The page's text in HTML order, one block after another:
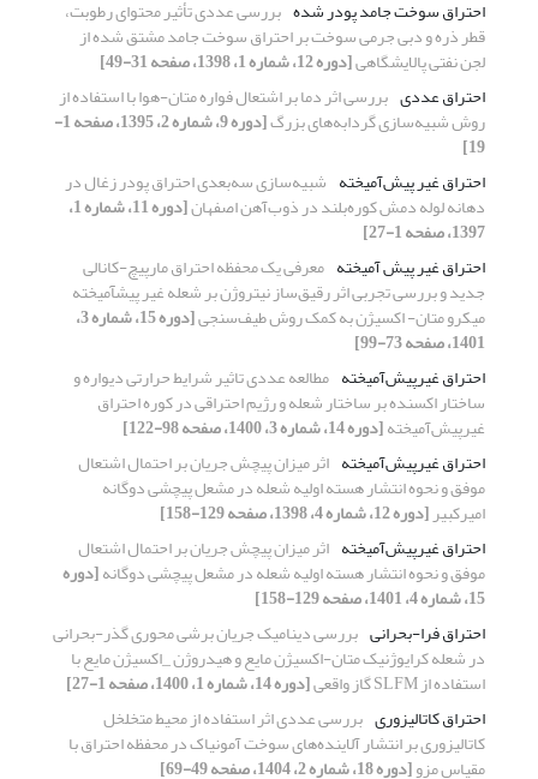
احتراق سوخت جامد پودر شده بررسی عددی تأثیر محتوای رطوبت،
قطر ذره و دبی جرمی سوخت بر احتراق سوخت جامد مشتق شده از
لجن نفتی پالایشگاهی[دوره 12، شماره 1، 1398، صفحه 31-49]
احتراق عددی بررسی اثر دما بر اشتعال فواره متان-هوا با استفاده از
روش شبیه‌سازی گردابه‌های بزرگ [دوره 9، شماره 2، 1395، صفحه 1-
19]
احتراق غیر پیش‌آمیخته شبیه‌سازی سه‌بعدی احتراق پودر زغال در
دهانه لوله دمش کوره‌بلند در ذوب‌آهن اصفهان [دوره 11، شماره 1،
1397، صفحه 1-27]
احتراق غیر پیش آمیخته معرفی یک محفظه احتراق مارپیچ-کانالی
جدید و بررسی تجربی اثر رقیق‌ساز نیتروژن بر شعله غیر پیشآمیخته
میکرو متان- اکسیژن به کمک روش طیف‌سنجی [دوره 15، شماره 3،
1401، صفحه 73-99]
احتراق غیرپیش‌آمیخته مطالعه عددی تاثیر شرایط حرارتی دیواره و
ساختار اکسنده بر ساختار شعله و رژیم احتراقی در کوره احتراق
غیرپیش‌آمیخته[دوره 14، شماره 3، 1400، صفحه 98-122]
احتراق غیرپیش‌آمیخته اثر میزان پیچش جریان بر احتمال اشتعال
موفق و نحوه انتشار هسته اولیه شعله در مشعل پیچشی دوگانه
امیرکبیر[دوره 12، شماره 4، 1398، صفحه 129-158]
احتراق غیرپیش‌آمیخته اثر میزان پیچش جریان بر احتمال اشتعال
موفق و نحوه انتشار هسته اولیه شعله در مشعل پیچشی دوگانه[دوره
15، شماره 4، 1401، صفحه 129-158]
احتراق فرا-بحرانی بررسی دینامیک جریان برشی محوری گذر-بحرانی
در شعله کرایوژنیک متان-اکسیژن مایع و هیدروژن _اکسیژن مایع با
استفاده از SLFM گاز واقعی
[دوره 14، شماره 1، 1400، صفحه 1-27]
احتراق کاتالیزوری بررسی عددی اثر استفاده از محیط متخلخل
کاتالیزوری بر انتشار آلاینده‌های سوخت آمونیاک در محفظه احتراق با
مقیاس مزو[دوره 18، شماره 2، 1404، صفحه 49-69]